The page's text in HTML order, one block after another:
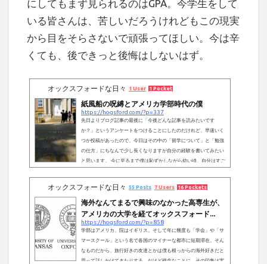
にしてもまず見られるのはGPA。今学生をして
いる皆さんは、苦しいだろうけれどもこの現実
から目をそらさないで頑張ってほしい。今は辛
くても、後できっと後悔はしないはず。
オックスフォードな日々 1 User 1 Pocket
紙風船の呪縛とアメリカ学部時代の僕
https://hogsford.com/?p=337
先日よりブログ記事の最後に「今後どんな記事を読みたいです
か？」というアンケートをつけることにしたのだけれど、早速いく
つか投稿があったので、今日はその中の「留学について」と「勉強
の仕方」にちなんで少し長くなりますが自分の経験を書いてみたい
と思います。 今に至るまで僕は恥ずかしながら幼い頃、自分はすご
だけど、高校時代にあることがきっかけでそんな確信は消え去っ
た。当時僕は、試...
オックスフォードな日々 55 Posts 7 Users 16 Pockets
海外なんてまるで興味のなかった高専生が、
アメリカの大学を経てオックスフォード...
https://hogsford.com/?p=858
学部はアメリカ、院はイギリス。そして年に幾度も「学会」や「サ
マースクール」という名で各国のマイナーな都市に短期滞在。そん
なものだから、旅行好きの友達とかは僕も根っからの海外好きだと
思って話しかけてきたりする。だけど残念なことに、その印象は実